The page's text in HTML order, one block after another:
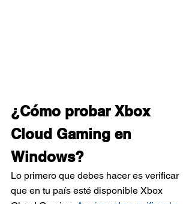
¿Cómo probar Xbox
Cloud Gaming en
Windows?
Lo primero que debes hacer es verificar
que en tu país esté disponible Xbox